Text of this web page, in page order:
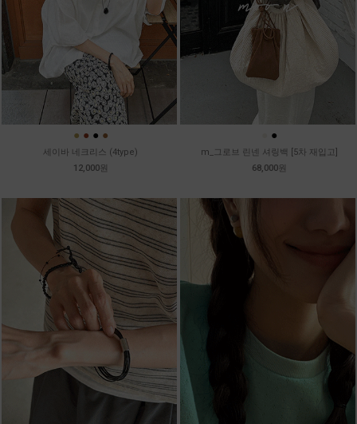
● ● ● ●
세이바 네크리스 (4type)
12,000원
●
m_그로브 린넨 셔링백 [5차 재입고]
68,000원